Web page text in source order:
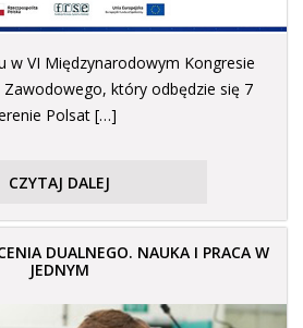
w VI Międzynarodowym Kongresie
Zawodowego, który odbędzie się 7
Polsat […]
CZYTAJ DALEJ
DUALNEGO. NAUKA I PRACA W
JEDNYM